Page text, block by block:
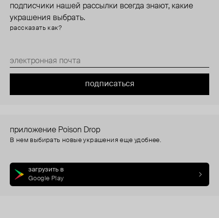
подписчики нашей рассылки всегда знают, какие
украшения выбрать.
рассказать как?
подписаться
приложение Poison Drop
В нем выбирать новые украшения еще удобнее.
загрузить в
Google Play